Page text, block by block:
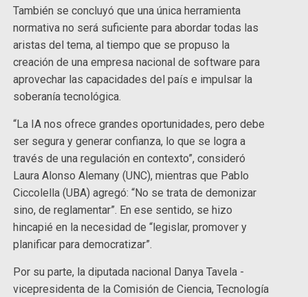
También se concluyó que una única herramienta
normativa no será suficiente para abordar todas las
aristas del tema, al tiempo que se propuso la
creación de una empresa nacional de software para
aprovechar las capacidades del país e impulsar la
soberanía tecnológica.
“La IA nos ofrece grandes oportunidades, pero debe
ser segura y generar confianza, lo que se logra a
través de una regulación en contexto”, consideró
Laura Alonso Alemany (UNC), mientras que Pablo
Ciccolella (UBA) agregó: “No se trata de demonizar
sino, de reglamentar”. En ese sentido, se hizo
hincapié en la necesidad de “legislar, promover y
planificar para democratizar”.
Por su parte, la diputada nacional Danya Tavela -
vicepresidenta de la Comisión de Ciencia, Tecnología